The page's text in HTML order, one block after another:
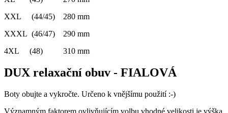
XXL (44/45) 280 mm
XXXL (46/47) 290 mm
4XL (48) 310 mm
DUX relaxační obuv - FIALOVÁ
Boty obujte a vykročte. Určeno k vnějšímu použití :-)
Významným faktorem ovlivňujícím volbu vhodné velikosti je výška